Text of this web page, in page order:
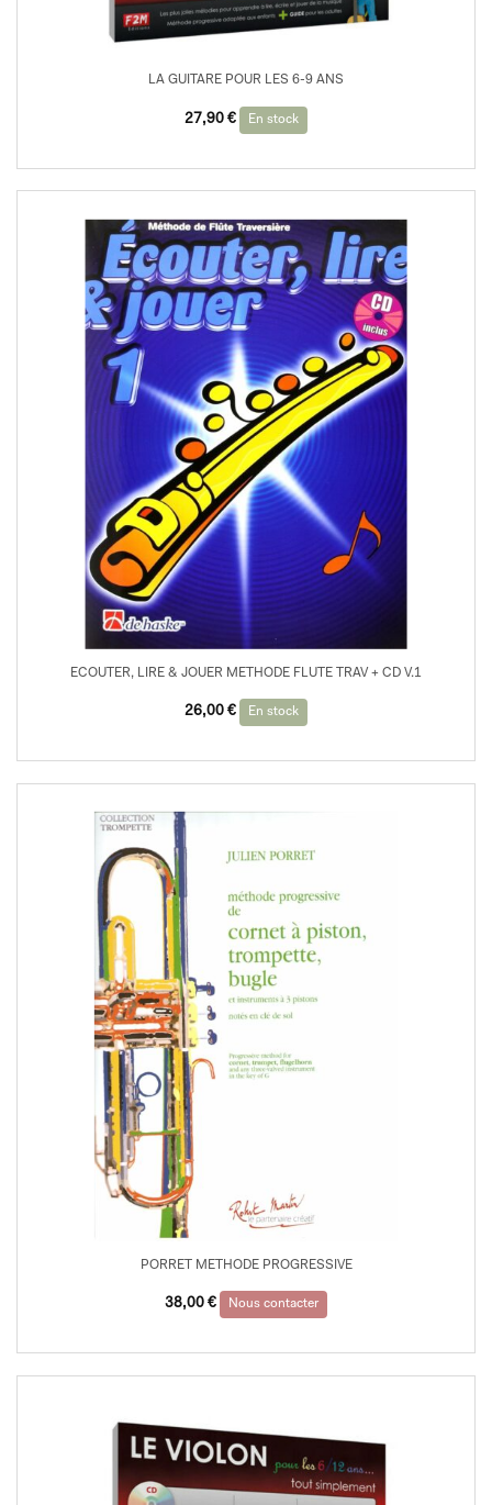
LA GUITARE POUR LES 6-9 ANS
27,90 € En stock
ECOUTER, LIRE & JOUER METHODE FLUTE TRAV + CD V.1
26,00 € En stock
PORRET METHODE PROGRESSIVE
38,00 € Nous contacter